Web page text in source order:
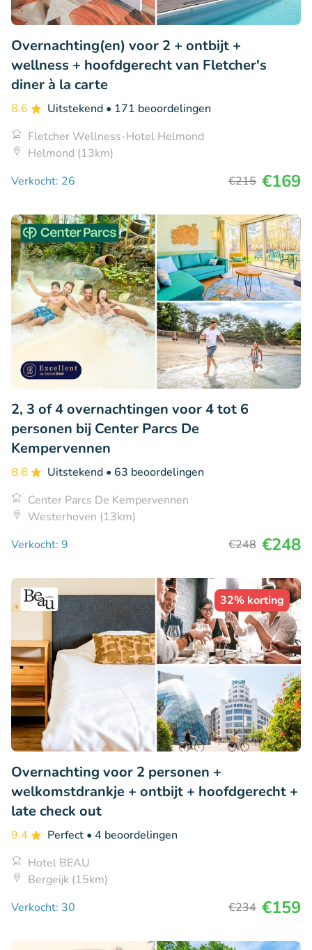
Overnachting(en) voor 2 + ontbijt +
wellness + hoofdgerecht van Fletcher's
diner à la carte
8.6 Uitstekend • 171 beoordelingen
Fletcher Wellness-Hotel Helmond
Helmond (13km)
Verkocht: 26
€215 €169
2, 3 of 4 overnachtingen voor 4 tot 6
personen bij Center Parcs De
Kempervennen
8.8 Uitstekend • 63 beoordelingen
Center Parcs De Kempervennen
Westerhoven (13km)
Verkocht: 9
€248 €248
32% korting
Overnachting voor 2 personen +
welkomstdrankje + ontbijt + hoofdgerecht +
late check out
9.4 Perfect • 4 beoordelingen
Hotel BEAU
Bergeijk (15km)
Verkocht: 30
€234 €159